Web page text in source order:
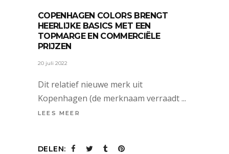
COPENHAGEN COLORS BRENGT
HEERLIJKE BASICS MET EEN
TOPMARGE EN COMMERCIËLE
PRIJZEN
20 juli 2022
Dit relatief nieuwe merk uit
Kopenhagen (de merknaam verraadt
LEES MEER
DELEN: